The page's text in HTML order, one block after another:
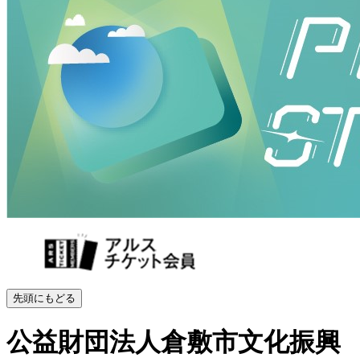
先頭にもどる
公益財団法人倉敷市文化振興